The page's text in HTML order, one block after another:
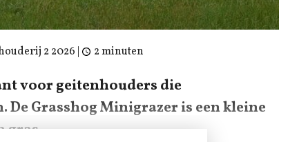
2 2026 | 2 minuten
voor geitenhouders die
Grasshog Minigrazer is een kleine
gras.